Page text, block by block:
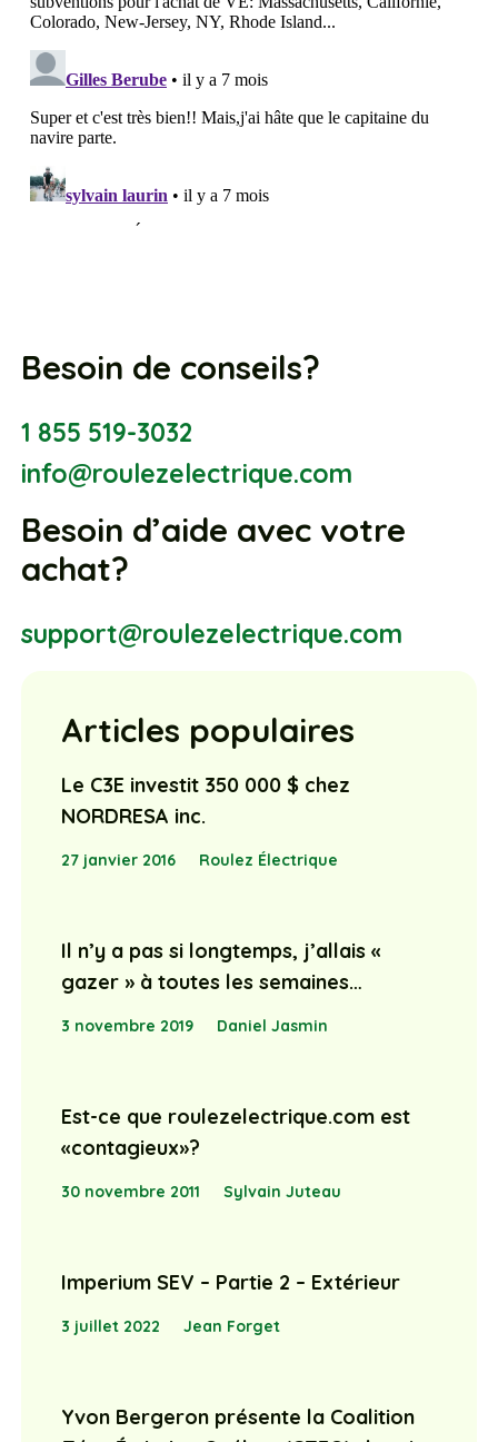
Besoin de conseils?
1 855 519-3032
info@roulezelectrique.com
Besoin d’aide avec votre
achat?
support@roulezelectrique.com
Articles populaires
Le C3E investit 350 000 $ chez
NORDRESA inc.
27 janvier 2016 Roulez Électrique
Il n’y a pas si longtemps, j’allais «
gazer » à toutes les semaines…
3 novembre 2019 Daniel Jasmin
Est-ce que roulezelectrique.com est
«contagieux»?
30 novembre 2011 Sylvain Juteau
Imperium SEV – Partie 2 – Extérieur
3 juillet 2022 Jean Forget
Yvon Bergeron présente la Coalition